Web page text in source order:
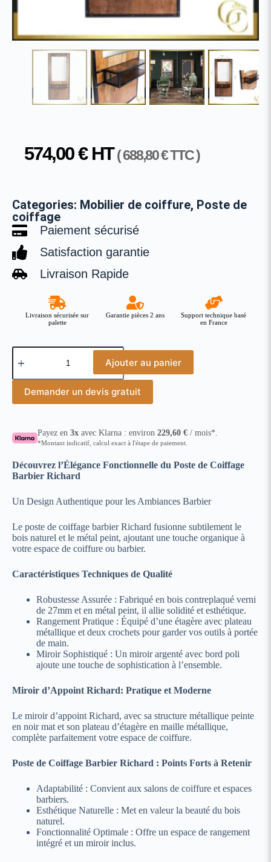
574,00€HT (688,80€TTC )
Categories: Mobilier de coiffure, Poste de
coiffage
Paiement sécurisé
Satisfaction garantie
Livraison Rapide
Livraison sécurisée sur
palette
Garantie pièces 2 ans
Support technique basé
en France
Ajouter au panier
Demander un devis gratuit
Payez en3x avec Klarna : environ229,60€ / mois*.
*Montant indicatif, calcul exact à l'étape de paiement.
Découvrez l’Élégance Fonctionnelle du Poste de Coiffage
Barbier Richard
Un Design Authentique pour les Ambiances Barbier
Le poste de coiffage barbier Richard fusionne subtilement le
bois naturel et le métal peint, ajoutant une touche organique à
votre espace de coiffure ou barbier.
Caractéristiques Techniques de Qualité
Robustesse Assurée : Fabriqué en bois contreplaqué verni
de 27mm et en métal peint, il allie solidité et esthétique.
Rangement Pratique : Équipé d’une étagère avec plateau
métallique et deux crochets pour garder vos outils à portée
de main.
Miroir Sophistiqué : Un miroir argenté avec bord poli
ajoute une touche de sophistication à l’ensemble.
Miroir d’Appoint Richard: Pratique et Moderne
Le miroir d’appoint Richard, avec sa structure métallique peinte
en noir mat et son plateau d’étagère en maille métallique,
complète parfaitement votre espace de coiffure.
Poste de Coiffage Barbier Richard : Points Forts à Retenir
Adaptabilité : Convient aux salons de coiffure et espaces
barbiers.
Esthétique Naturelle : Met en valeur la beauté du bois
naturel.
Fonctionnalité Optimale : Offre un espace de rangement
intégré et un miroir inclus.